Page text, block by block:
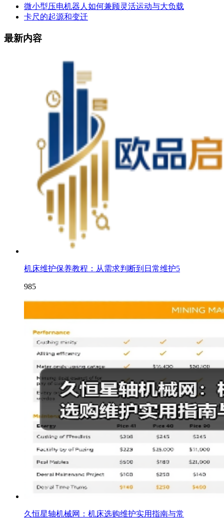
微小型压电机器人如何兼顾灵活运动与大负载
卡尺的起源和变迁
最新内容
机床维护保养教程：从需求判断到日常维护5
985
久恒星轴机械网：机床选购维护实用指南与常